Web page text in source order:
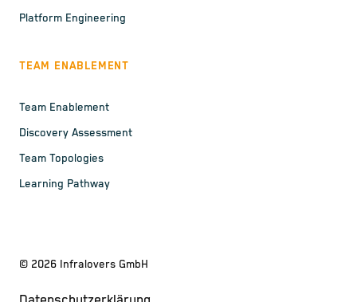
Platform Engineering
TEAM ENABLEMENT
Team Enablement
Discovery Assessment
Team Topologies
Learning Pathway
© 2026 Infralovers GmbH